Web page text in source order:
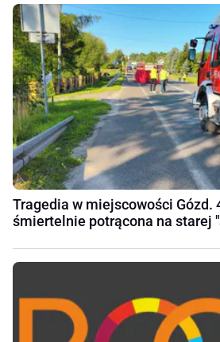
Tragedia w miejscowości Gózd.
śmiertelnie potrącona na starej